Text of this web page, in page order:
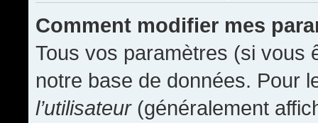
Comment modifier mes
Tous vos paramètres (si vous
notre base de données. Pour
l’utilisateur(généralement